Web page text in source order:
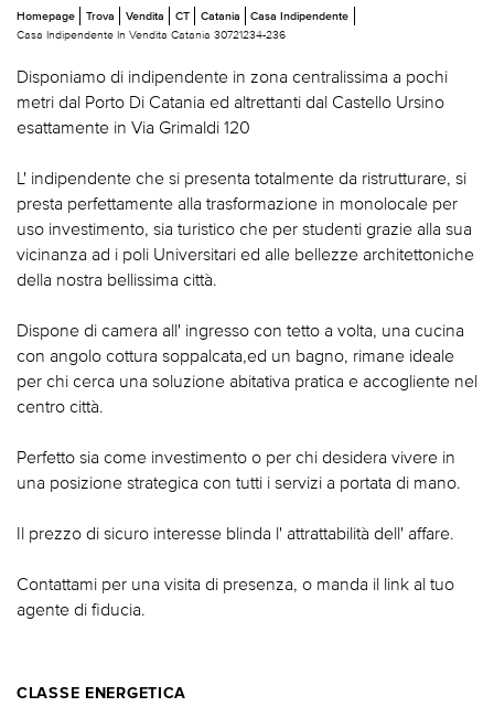
Homepage Trova Vendita CT Catania
Casa Indipendente
Casa Indipendente In Vendita Catania 30721234-236
Disponiamo di indipendente in zona centralissima a pochi
metri dal Porto Di Catania ed altrettanti dal Castello Ursino
esattamente in Via Grimaldi 120
L' indipendente che si presenta totalmente da ristrutturare, si
presta perfettamente alla trasformazione in monolocale per
uso investimento, sia turistico che per studenti grazie alla sua
vicinanza ad i poli Universitari ed alle bellezze architettoniche
della nostra bellissima città.
Dispone di camera all' ingresso con tetto a volta, una cucina
con angolo cottura soppalcata,ed un bagno, rimane ideale
per chi cerca una soluzione abitativa pratica e accogliente nel
centro città.
Perfetto sia come investimento o per chi desidera vivere in
una posizione strategica con tutti i servizi a portata di mano.
Il prezzo di sicuro interesse blinda l' attrattabilità dell' affare.
Contattami per una visita di presenza, o manda il link al tuo
agente di fiducia.
CLASSE ENERGETICA